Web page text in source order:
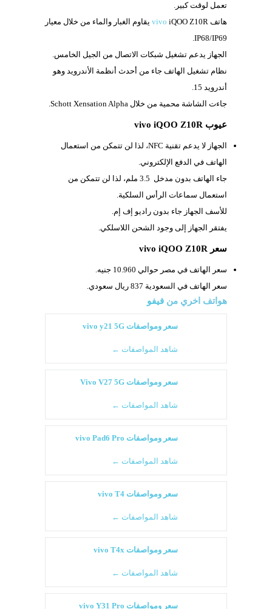
تعمل لوقت كبير.
هاتف
vivo iQOO Z10R يقاوم الغبار والماء من خلال معيار
IP68/IP69.
الجهاز يدعم تشغيل شبكات الاتصال من الجيل الخامس.
نظام تشغيل الهاتف جاء من أحدث أنظمة الأندرويد وهو
أندرويد 15.
جاءت الشاشة محمية من خلال Schott Xensation Alpha.
عيوب vivo iQOO Z10R
الجهاز لا يدعم تقنية
NFC، لذا لن تتمكن من استعمال
الهاتف في الدفع الإلكتروني.
جاء الهاتف بدون مدخل
3.5 ملم، لذا لن تتمكن من
استعمال سماعات الرأس السلكية.
للأسف الجهاز جاء بدون راديو إف إم.
يفتقر الجهاز إلى وجود الشحن اللاسلكي.
سعر vivo iQOO Z10R
سعر الهاتف في مصر حوالي 10.960 جنيه.
سعر الهاتف في السعودية 837 ريال سعودي.
هواتف اخري من فيفو
سعر ومواصفات vivo y21 5G
شاهد المواصفات ←
سعر ومواصفات Vivo V27 5G
شاهد المواصفات ←
سعر ومواصفات vivo Pad6 Pro
شاهد المواصفات ←
سعر ومواصفات vivo T4
شاهد المواصفات ←
سعر ومواصفات vivo T4x
شاهد المواصفات ←
سعر ومواصفات vivo Y31 Pro